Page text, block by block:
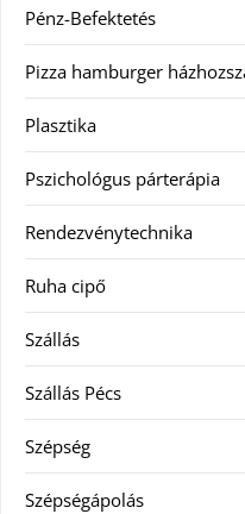
Pénz-Befektetés
Pizza hamburger
Plasztika
Pszichológus párterápia
Rendezvénytechnika
Ruha cipő
Szállás
Szállás Pécs
Szépség
Szépségápolás